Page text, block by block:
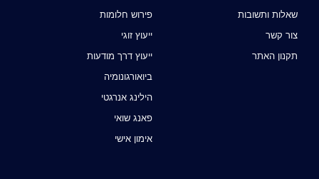
שאלות ותשובות
צור קשר
תקנון האתר
פירוש חלומות
ייעוץ זוגי
ייעוץ דרך מודעות
ביואורגונומיה
הילינג אנרגטי
פאנג שואי
אימון אישי